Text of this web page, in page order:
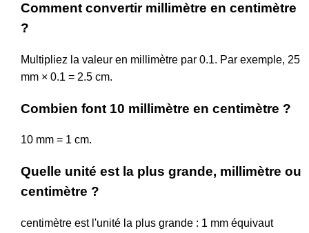
Comment convertir millimètre en centimètre
?
Multipliez la valeur en millimètre par 0.1. Par exemple, 25
mm × 0.1 = 2.5 cm.
Combien font 10 millimètre en centimètre ?
10 mm = 1 cm.
Quelle unité est la plus grande, millimètre ou
centimètre ?
centimètre est l'unité la plus grande : 1 mm équivaut